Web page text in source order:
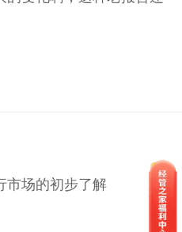
市场的初步了解